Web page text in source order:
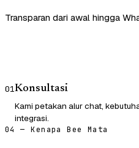
Transparan dari awal hingga
01Konsultasi
Kami petakan alur chat,
integrasi.
04 — Kenapa Bee Mata